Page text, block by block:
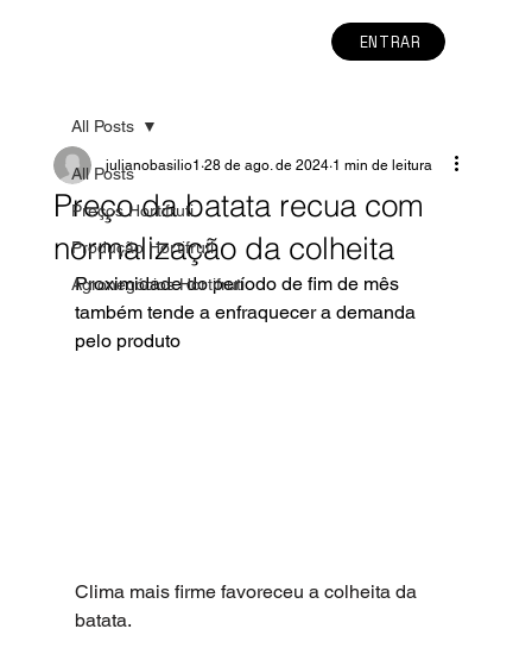
ENTRAR
All Posts
Preços Hortifruti
Produção Hortifruti
Agronegócios Hortifruti
All Posts
Preço da batata recua com
normalização da colheita
julianobasilio1 28 de ago. de 2024 1 min de leitura
Proximidade do período de fim de mês
também tende a enfraquecer a demanda
pelo produto
Clima mais firme favoreceu a colheita da
batata.